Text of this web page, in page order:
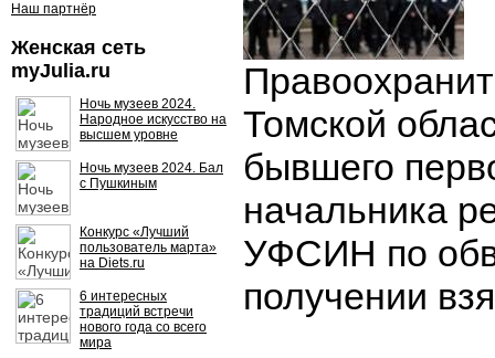
Наш партнёр
Женская сеть
myJulia.ru
Ночь музеев 2024.
Народное искусство на
высшем уровне
Ночь музеев 2024. Бал
с Пушкиным
Конкурс «Лучший
пользователь марта»
на Diets.ru
6 интересных
традиций встречи
нового года со всего
мира
Томской
бывшего
начальника
УФСИН по
получении